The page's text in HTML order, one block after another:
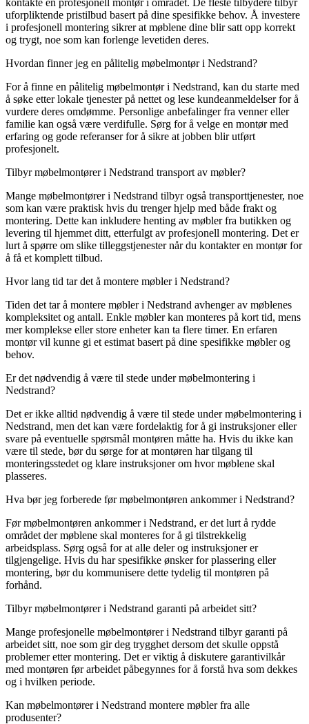
uforpliktende pristilbud basert på dine spesifikke behov. Å investere
i profesjonell montering sikrer at møblene dine blir satt opp korrekt
og trygt, noe som kan forlenge levetiden deres.
Hvordan finner jeg en pålitelig møbelmontør i Nedstrand?
For å finne en pålitelig møbelmontør i Nedstrand, kan du starte med
å søke etter lokale tjenester på nettet og lese kundeanmeldelser for å
vurdere deres omdømme. Personlige anbefalinger fra venner eller
familie kan også være verdifulle. Sørg for å velge en montør med
erfaring og gode referanser for å sikre at jobben blir utført
profesjonelt.
Tilbyr møbelmontører i Nedstrand transport av møbler?
Mange møbelmontører i Nedstrand tilbyr også transporttjenester, noe
som kan være praktisk hvis du trenger hjelp med både frakt og
montering. Dette kan inkludere henting av møbler fra butikken og
levering til hjemmet ditt, etterfulgt av profesjonell montering. Det er
lurt å spørre om slike tilleggstjenester når du kontakter en montør for
å få et komplett tilbud.
Hvor lang tid tar det å montere møbler i Nedstrand?
Tiden det tar å montere møbler i Nedstrand avhenger av møblenes
kompleksitet og antall. Enkle møbler kan monteres på kort tid, mens
mer komplekse eller store enheter kan ta flere timer. En erfaren
montør vil kunne gi et estimat basert på dine spesifikke møbler og
behov.
Er det nødvendig å være til stede under møbelmontering i
Nedstrand?
Det er ikke alltid nødvendig å være til stede under møbelmontering i
Nedstrand, men det kan være fordelaktig for å gi instruksjoner eller
svare på eventuelle spørsmål montøren måtte ha. Hvis du ikke kan
være til stede, bør du sørge for at montøren har tilgang til
monteringsstedet og klare instruksjoner om hvor møblene skal
plasseres.
Hva bør jeg forberede før møbelmontøren ankommer i Nedstrand?
Før møbelmontøren ankommer i Nedstrand, er det lurt å rydde
området der møblene skal monteres for å gi tilstrekkelig
arbeidsplass. Sørg også for at alle deler og instruksjoner er
tilgjengelige. Hvis du har spesifikke ønsker for plassering eller
montering, bør du kommunisere dette tydelig til montøren på
forhånd.
Tilbyr møbelmontører i Nedstrand garanti på arbeidet sitt?
Mange profesjonelle møbelmontører i Nedstrand tilbyr garanti på
arbeidet sitt, noe som gir deg trygghet dersom det skulle oppstå
problemer etter montering. Det er viktig å diskutere garantivilkår
med montøren før arbeidet påbegynnes for å forstå hva som dekkes
og i hvilken periode.
Kan møbelmontører i Nedstrand montere møbler fra alle
produsenter?